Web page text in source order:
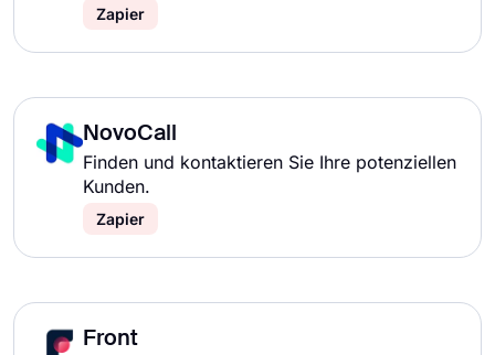
Zapier
NovoCall
Finden und kontaktieren Sie Ihre potenziellen
Kunden.
Zapier
Front